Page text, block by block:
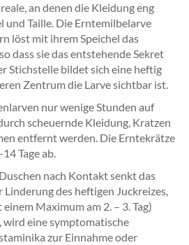
an denen die Kleidung eng
und Taille. Die Erntemilbelarve
löst mit ihrem Speichel das
dass sie das entstehende Sekret
Stichstelle bildet sich eine heftig
Zentrum die Larve sichtbar ist.
nur wenige Stunden auf
scheuernde Kleidung, Kratzen
entfernt werden. Die Erntekrätze
Tage ab.
nach Kontakt senkt das
Linderung des heftigen Juckreizes,
Maximum am 2. – 3. Tag)
eine symptomatische
zur Einnahme oder